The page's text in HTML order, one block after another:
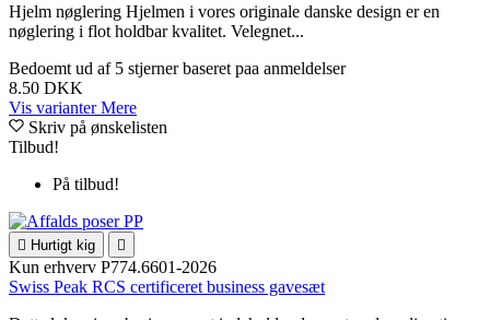
Hjelm nøglering Hjelmen i vores originale danske design er en
nøglering i flot holdbar kvalitet. Velegnet...
Bedoemt ud af 5 stjerner baseret paa anmeldelser
8.50 DKK
Vis varianterMere
Skriv på ønskelisten
Tilbud!
På tilbud!
 Hurtigt kig 
Kun erhverv P774.6601-2026
Swiss Peak RCS certificeret business gavesæt